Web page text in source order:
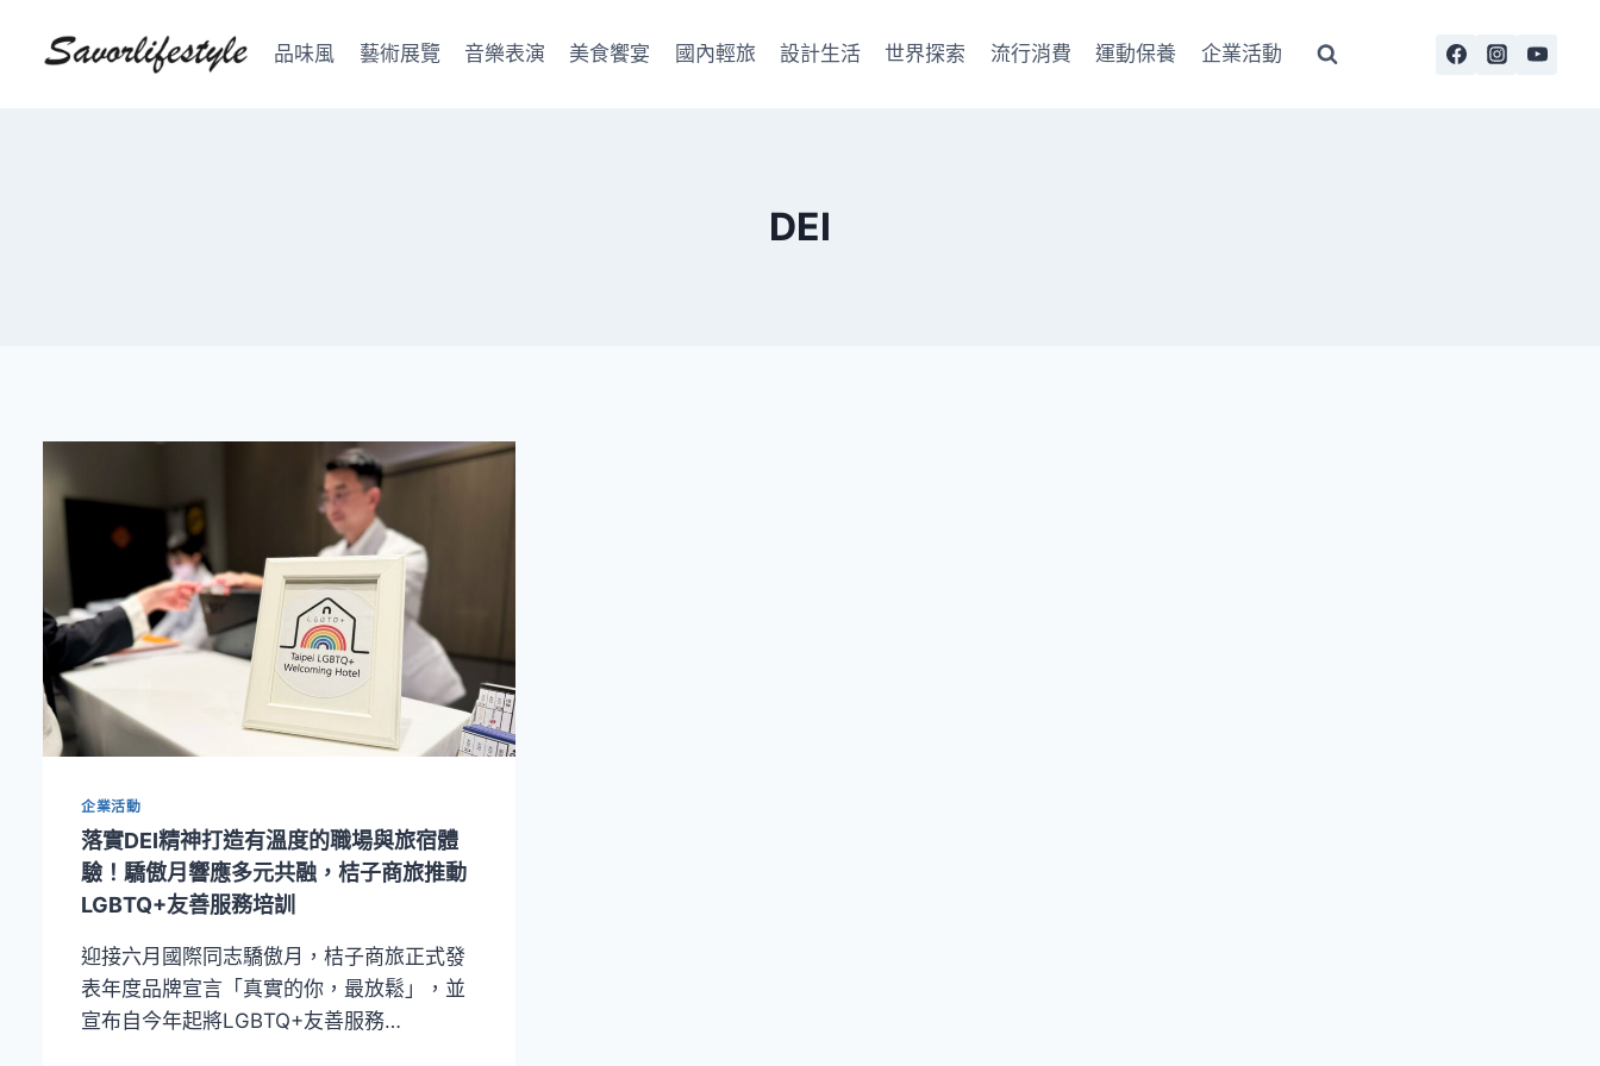
品味風 藝術展覽 音樂表演 美食饗宴 國內輕旅 設計生活 世界探索 流行消費 運動保養 企業活動
DEI
企業活動
落實DEI精神打造有溫度的職場與旅宿體
驗！驕傲月響應多元共融，桔子商旅推動
LGBTQ+友善服務培訓
迎接六月國際同志驕傲月，桔子商旅正式發
表年度品牌宣言「真實的你，最放鬆」，並
宣布自今年起將LGBTQ+友善服務…